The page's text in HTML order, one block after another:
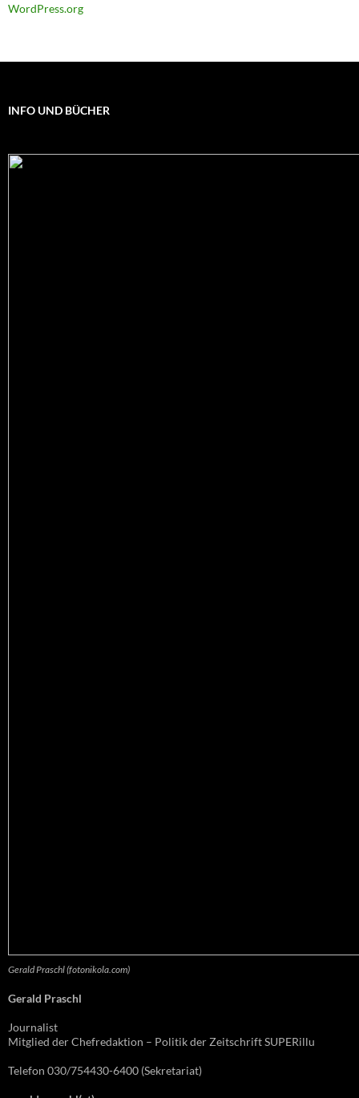
WordPress.org
INFO UND BÜCHER
Gerald Praschl (fotonikola.com)
Gerald Praschl
Journalist
Mitglied der Chefredaktion – Politik der Zeitschrift SUPERillu
Telefon 030/754430-6400 (Sekretariat)